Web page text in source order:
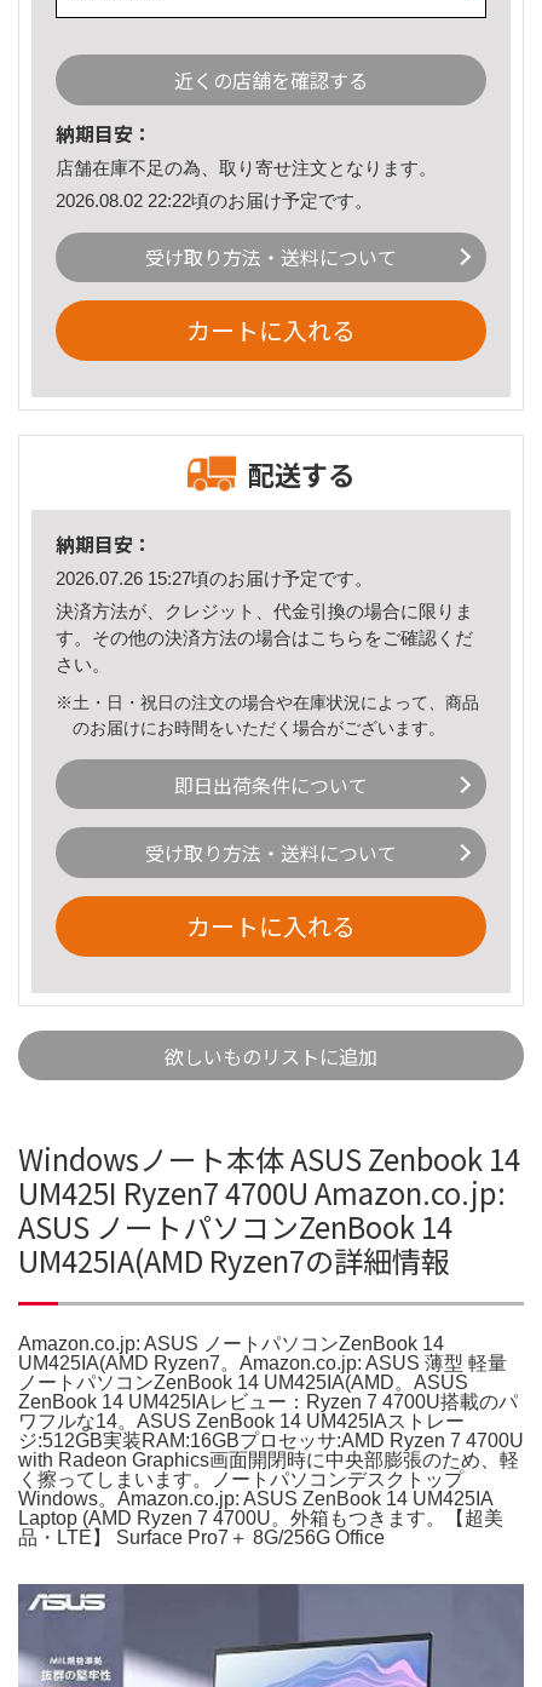
近くの店舗を確認する
納期目安：
店舗在庫不足の為、取り寄せ注文となります。
2026.08.02 22:22頃のお届け予定です。
受け取り方法・送料について
カートに入れる
配送する
納期目安：
2026.07.26 15:27頃のお届け予定です。
決済方法が、クレジット、代金引換の場合に限りま
す。その他の決済方法の場合はこちら をご確認くだ
さい。
※土・日・祝日の注文の場合や在庫状況によって、商品
のお届けにお時間をいただく場合がございます。
即日出荷条件について
受け取り方法・送料について
カートに入れる
欲しいものリストに追加
Windowsノート本体 ASUS Zenbook 14
UM425I Ryzen7 4700U Amazon.co.jp:
ASUS ノートパソコンZenBook 14
UM425IA(AMD Ryzen7の詳細情報
Amazon.co.jp: ASUS ノートパソコンZenBook 14
UM425IA(AMD Ryzen7。Amazon.co.jp: ASUS 薄型 軽量
ノートパソコンZenBook 14 UM425IA(AMD。ASUS
ZenBook 14 UM425IAレビュー：Ryzen 7 4700U搭載のパ
ワフルな14。ASUS ZenBook 14 UM425IAストレー
ジ:512GB実装RAM:16GBプロセッサ:AMD Ryzen 7 4700U
with Radeon Graphics画面開閉時に中央部膨張のため、軽
く擦ってしまいます。ノートパソコンデスクトップ
Windows。Amazon.co.jp: ASUS ZenBook 14 UM425IA
Laptop (AMD Ryzen 7 4700U。外箱もつきます。【超美
品・LTE】 Surface Pro7＋ 8G/256G Office